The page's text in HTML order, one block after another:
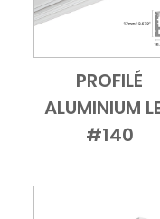
Add to Cart
Vue
PROFILÉ
ALUMINIUM
#140